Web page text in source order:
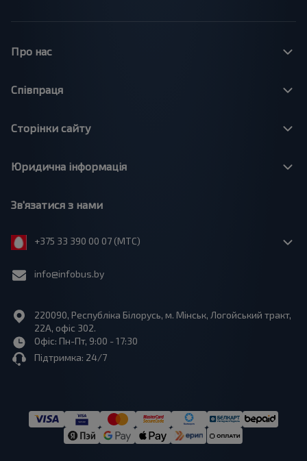
Про нас
Співпраця
Сторінки сайту
Юридична інформація
Зв'язатися з нами
+375 33 390 00 07 (МТС)
info@infobus.by
220090, Республіка Білорусь, м. Мінськ, Логойський тракт,
22А, офіс 302.
Офіс: Пн-Пт, 9:00 - 17:30
Підтримка: 24/7